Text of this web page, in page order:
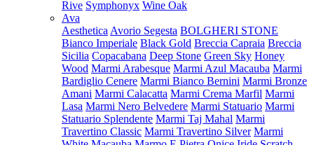
Rive Symphonyx Wine Oak
Ava
Aesthetica Avorio Segesta BOLGHERI STONE
Bianco Imperiale Black Gold Breccia Capraia Breccia
Sicilia Copacabana Deep Stone Green Sky Honey
Wood Marmi Arabesque Marmi Azul Macauba Marmi
Bardiglio Cenere Marmi Bianco Bernini Marmi Bronze
Amani Marmi Calacatta Marmi Crema Marfil Marmi
Lasa Marmi Nero Belvedere Marmi Statuario Marmi
Statuario Splendente Marmi Taj Mahal Marmi
Travertino Classic Marmi Travertino Silver Marmi